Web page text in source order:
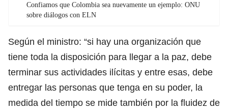
Confiamos que Colombia sea nuevamente un ejemplo: ONU
sobre diálogos con ELN
Según el ministro: “si hay una organización que
tiene toda la disposición para llegar a la paz, debe
terminar sus actividades ilícitas y entre esas, debe
entregar las personas que tenga en su poder, la
medida del tiempo se mide también por la fluidez de